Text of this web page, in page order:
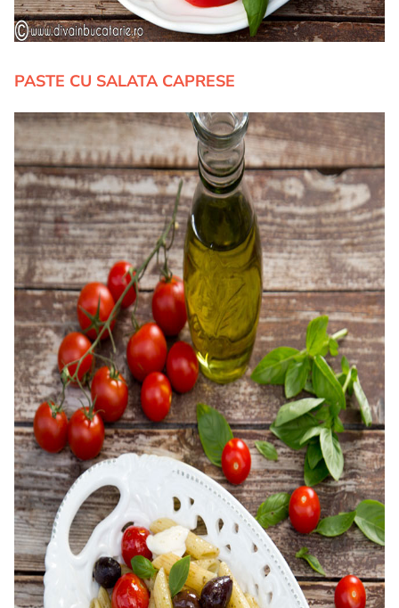
PASTE CU SALATA CAPRESE